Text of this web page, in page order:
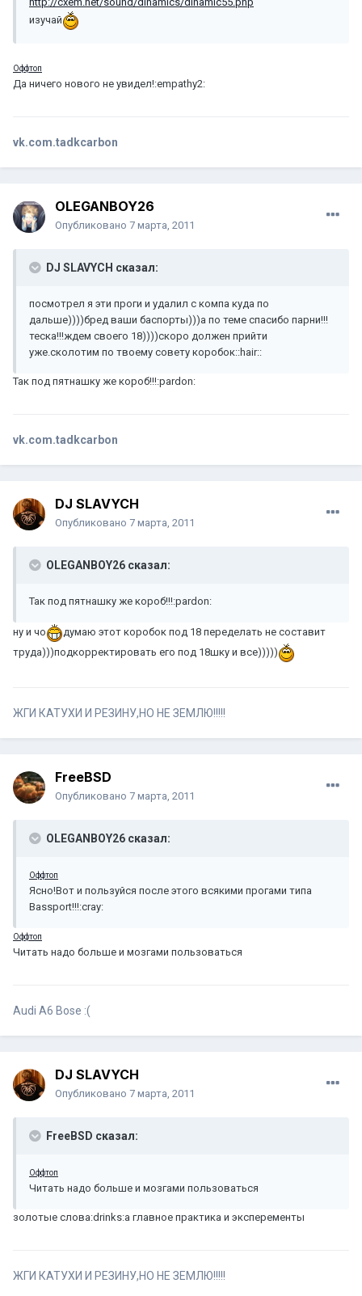
изучай
Оффтоп
Да ничего нового не увидел!:empathy2:
vk.com.tadkcarbon
OLEGANBOY26
Опубликовано 7 марта, 2011
DJ SLAVYCH сказал:
посмотрел я эти проги и удалил с компа куда по
дальше))))бред ваши баспорты)))а по теме спасибо парни!!!
теска!!!ждем своего 18))))скоро должен прийти
уже.сколотим по твоему совету коробок::hair::
Так под пятнашку же короб!!!:pardon:
vk.com.tadkcarbon
DJ SLAVYCH
Опубликовано 7 марта, 2011
OLEGANBOY26 сказал:
Так под пятнашку же короб!!!:pardon:
ну и чо
думаю этот коробок под 18 переделать не составит
труда)))подкорректировать его под 18шку и все)))))
ЖГИ КАТУХИ И РЕЗИНУ,НО НЕ ЗЕМЛЮ!!!!!
FreeBSD
Опубликовано 7 марта, 2011
OLEGANBOY26 сказал:
Оффтоп
Ясно!Вот и пользуйся после этого всякими прогами типа
Bassport!!!:cray:
Оффтоп
Читать надо больше и мозгами пользоваться
Audi A6 Bose :(
DJ SLAVYCH
Опубликовано 7 марта, 2011
FreeBSD сказал:
Оффтоп
Читать надо больше и мозгами пользоваться
золотые слова:drinks:а главное практика и эксперементы
ЖГИ КАТУХИ И РЕЗИНУ,НО НЕ ЗЕМЛЮ!!!!!